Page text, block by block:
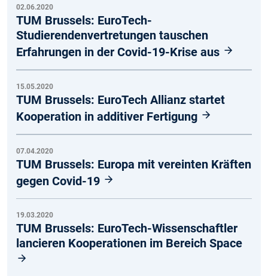
02.06.2020
TUM Brussels: EuroTech-
Studierendenvertretungen tauschen
Erfahrungen in der Covid-19-Krise aus
15.05.2020
TUM Brussels: EuroTech Allianz startet
Kooperation in additiver Fertigung
07.04.2020
TUM Brussels: Europa mit vereinten Kräften
gegen Covid-19
19.03.2020
TUM Brussels: EuroTech-Wissenschaftler
lancieren Kooperationen im Bereich Space